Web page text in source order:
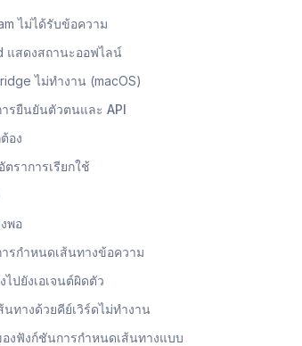
ไม่ได้รับข้อความ
แสดงสถานะออฟไลน์
ไม่ทำงาน (macOS)
รยืนยันตัวตนและ API
อง
ตราการเรียกใช้
พอ
รกำหนดเส้นทางข้อความ
ปยังเอเจนต์ผิดตัว
นทางด้วยคีย์เวิร์ดไม่ทำงาน
งฟังก์ชันการกำหนดเส้นทางแบบ